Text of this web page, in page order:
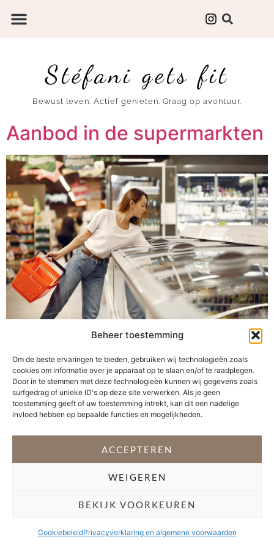
Beheer toestemming
Om de beste ervaringen te bieden, gebruiken wij technologieën zoals
cookies om informatie over je apparaat op te slaan en/of te raadplegen.
Door in te stemmen met deze technologieën kunnen wij gegevens zoals
surfgedrag of unieke ID's op deze site verwerken. Als je geen
toestemming geeft of uw toestemming intrekt, kan dit een nadelige
invloed hebben op bepaalde functies en mogelijkheden.
ACCEPTEREN
WEIGEREN
BEKIJK VOORKEUREN
CookiebeleidPrivacyverklaring en algemene voorwaarden
Stéfani gets fit
Bewust leven. Actief genieten. Graag op avontuur.
Aanbod in de supermarkten
Wat je dagelijks in je mond stopt, heeft invloed op je
gezondheid. En wat je kiest om in je mond te stoppen,
begint vaak in de supermarkt. Het is dan ook zorgelijk
dat supermarkten nog steeds vooral reclame maken
voor ongezonde producten, omdat de helft van de
volwassenen en één op de zes kinderen in […]
VOLG @STEFANI_GETSFIT
Copyright 2026 Stéfani Warning